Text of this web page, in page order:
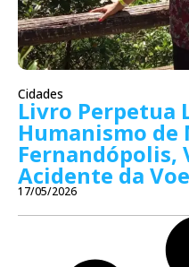
Cidades
Livro Perpetua
Humanismo de
Fernandópolis,
Acidente da
17/05/2026